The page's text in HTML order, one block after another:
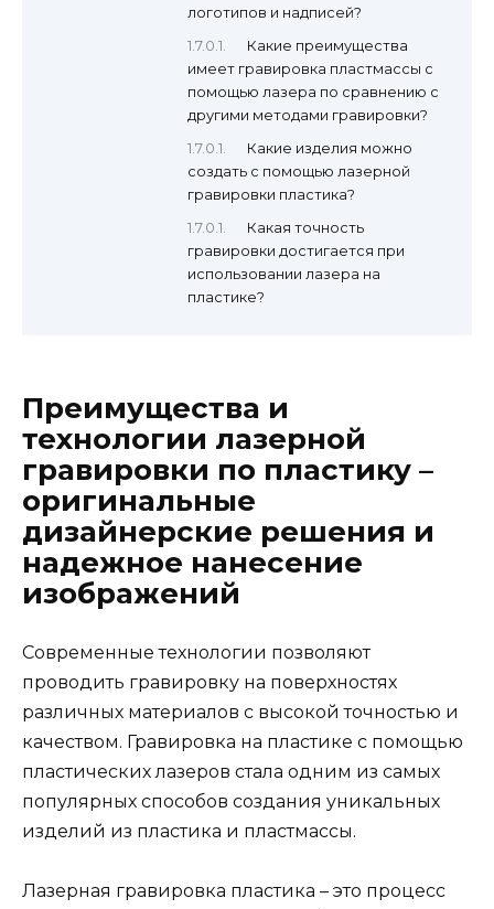
логотипов и надписей?
Какие преимущества
имеет гравировка пластмассы с
помощью лазера по сравнению с
другими методами гравировки?
Какие изделия можно
создать с помощью лазерной
гравировки пластика?
Какая точность
гравировки достигается при
использовании лазера на
пластике?
Преимущества и
технологии лазерной
гравировки по пластику –
оригинальные
дизайнерские решения и
надежное нанесение
изображений
Современные технологии позволяют
проводить гравировку на поверхностях
различных материалов с высокой точностью и
качеством. Гравировка на пластике с помощью
пластических лазеров стала одним из самых
популярных способов создания уникальных
изделий из пластика и пластмассы.
Лазерная гравировка пластика – это процесс